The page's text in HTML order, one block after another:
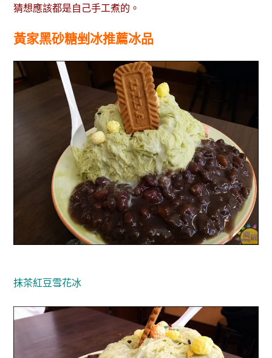
猜想應該都是自己手工煮的。
黃家黑砂糖剉冰推薦冰品
抹茶紅豆雪花冰